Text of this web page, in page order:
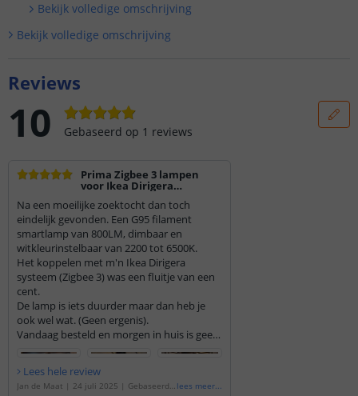
Bekijk volledige omschrijving
Bekijk volledige omschrijving
Reviews
10 Gebaseerd op 1 reviews
Prima Zigbee 3 lampen
voor Ikea Dirigera
Na een moeilijke zoektocht dan toch
eindelijk gevonden. Een G95 filament
smartlamp van 800LM, dimbaar en
witkleurinstelbaar van 2200 tot 6500K.
Het koppelen met m'n Ikea Dirigera
systeem (Zigbee 3) was een fluitje van een
cent.
De lamp is iets duurder maar dan heb je
ook wel wat. (Geen ergenis).
Vandaag besteld en morgen in huis is geen
loze belofte. Wat mij betreft is Ledkoning
Lees hele review
Jan de Maat | 24 juli 2025 | Gebaseerd
lees meer...